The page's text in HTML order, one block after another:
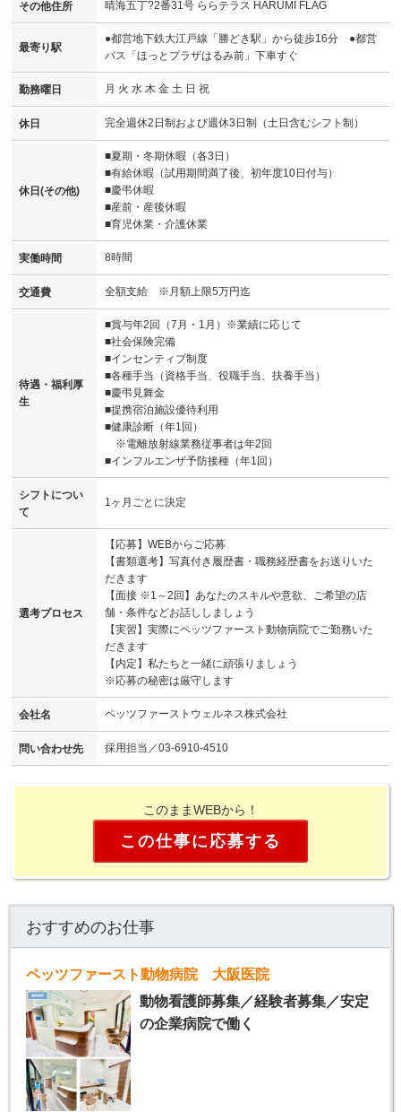
その他住所 晴海五丁?2番31号 ららテラス HARUMI FLAG
最寄り駅
●都営地下鉄大江戸線「勝どき駅」から徒歩16分 ●都営
バス「ほっとプラザはるみ前」下車すぐ
勤務曜日 月 火 水 木 金 土 日 祝
休日 完全週休2日制および週休3日制（土日含むシフト制）
休日(その他)
■夏期・冬期休暇（各3日）
■有給休暇（試用期間満了後、初年度10日付与）
■慶弔休暇
■産前・産後休暇
■育児休業・介護休業
実働時間 8時間
交通費 全額支給 ※月額上限5万円迄
待遇・福利厚
生
■賞与年2回（7月・1月）※業績に応じて
■社会保険完備
■インセンティブ制度
■各種手当（資格手当、役職手当、扶養手当）
■慶弔見舞金
■提携宿泊施設優待利用
■健康診断（年1回）
※電離放射線業務従事者は年2回
■インフルエンザ予防接種（年1回）
シフトについ
て
1ヶ月ごとに決定
選考プロセス
【応募】WEBからご応募
【書類選考】写真付き履歴書・職務経歴書をお送りいた
だきます
【面接 ※1～2回】あなたのスキルや意欲、ご希望の店
舗・条件などお話ししましょう
【実習】実際にペッツファースト動物病院でご勤務いた
だきます
【内定】私たちと一緒に頑張りましょう
※応募の秘密は厳守します
会社名 ペッツファーストウェルネス株式会社
問い合わせ先 採用担当／03-6910-4510
このままWEBから！
この仕事に応募する
おすすめのお仕事
ペッツファースト動物病院 大阪医院
動物看護師募集／経験者募集／安定
の企業病院で働く